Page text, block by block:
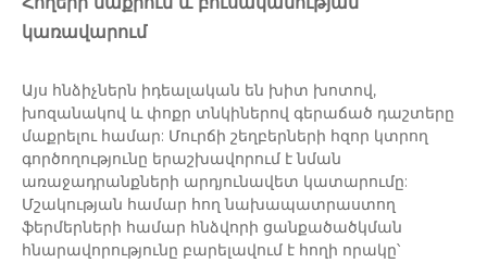
կառավարում
Այս հնձիչներն իդեալական են խիտ խոտով,
խոզանակով և փոքր տնկիներով գերաճած դաշտերը
մաքրելու համար: Մուրճի շեղբերների հզոր կտրող
գործողությունը երաշխավորում է նման
առաջադրանքների արդյունավետ կատարումը:
Մշակության համար հող նախապատրաստող
ֆերմերների համար հնձվորի ցանքածածկման
հնարավորությունը բարելավում է հողի որակը՝